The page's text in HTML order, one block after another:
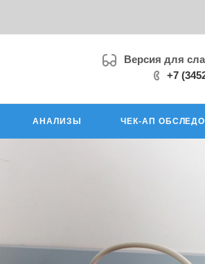
Версия для
+7
АНАЛИЗЫ ЧЕК-АП